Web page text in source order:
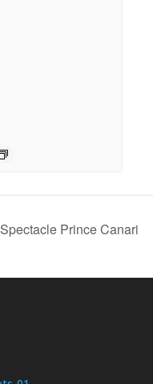
Prince Canari